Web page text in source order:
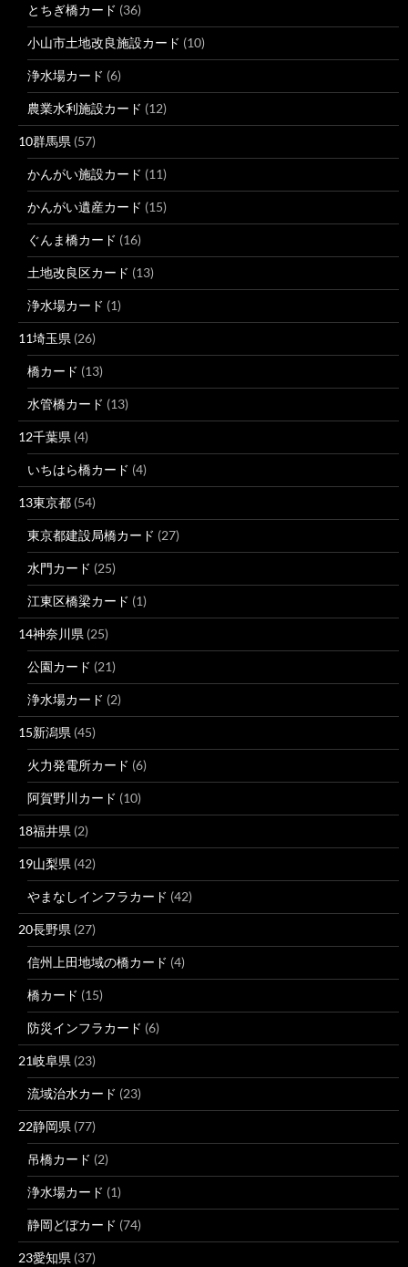
とちぎ橋カード (36)
小山市土地改良施設カード (10)
浄水場カード (6)
農業水利施設カード (12)
10群馬県 (57)
かんがい施設カード (11)
かんがい遺産カード (15)
ぐんま橋カード (16)
土地改良区カード (13)
浄水場カード (1)
11埼玉県 (26)
橋カード (13)
水管橋カード (13)
12千葉県 (4)
いちはら橋カード (4)
13東京都 (54)
東京都建設局橋カード (27)
水門カード (25)
江東区橋梁カード (1)
14神奈川県 (25)
公園カード (21)
浄水場カード (2)
15新潟県 (45)
火力発電所カード (6)
阿賀野川カード (10)
18福井県 (2)
19山梨県 (42)
やまなしインフラカード (42)
20長野県 (27)
信州上田地域の橋カード (4)
橋カード (15)
防災インフラカード (6)
21岐阜県 (23)
流域治水カード (23)
22静岡県 (77)
吊橋カード (2)
浄水場カード (1)
静岡どぼカード (74)
23愛知県 (37)